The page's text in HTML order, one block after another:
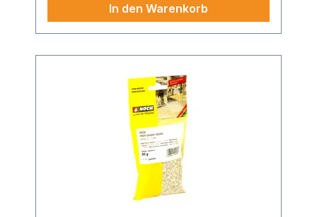
In den Warenkorb